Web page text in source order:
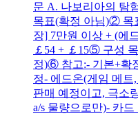
문 A. 나보리아의 탐
목표(확정 아님)② 목
장] 7만원 이상 + (에
￡54 + ￡15⑤ 구성
정)⑥ 참고:- 기본+확
정- 에드온(게임 메
판매 예정이고, 극소
a/s 물량으로만)- 카